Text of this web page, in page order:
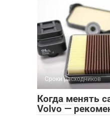
Сроки расходников
Когда менять
Volvo —